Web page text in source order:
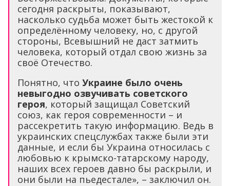
сегодня раскрыты, показывают,
насколько судьба может быть жестокой к
определённому человеку, но, с другой
стороны, Всевышний не даст затмить
человека, который отдал свою жизнь за
своё Отечество.
Понятно, что Украине было очень
невыгодно озвучивать советского
героя, который защищал Советский
союз, как героя современности – и
рассекретить такую информацию. Ведь в
украинских спецслужбах также были эти
данные, и если бы Украина относилась с
любовью к крымско-татарскому народу,
наших всех героев давно бы раскрыли, и
они были на пьедестале», – заключил он.